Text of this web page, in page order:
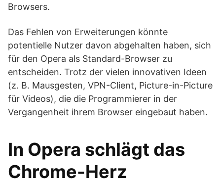
Browsers.
Das Fehlen von Erweiterungen könnte
potentielle Nutzer davon abgehalten haben, sich
für den Opera als Standard-Browser zu
entscheiden. Trotz der vielen innovativen Ideen
(z. B. Mausgesten, VPN-Client, Picture-in-Picture
für Videos), die die Programmierer in der
Vergangenheit ihrem Browser eingebaut haben.
In Opera schlägt das
Chrome-Herz